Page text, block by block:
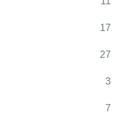
17
27
3
7